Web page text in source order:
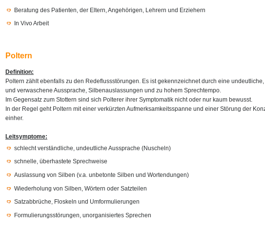
Beratung des Patienten, der Eltern, Angehörigen, Lehrern und Erziehern
In Vivo Arbeit
Poltern
Definition:
Poltern zählt ebenfalls zu den Redeflussstörungen. Es ist gekennzeichnet durch eine
und verwaschene Aussprache, Silbenauslassungen und zu hohem Sprechtempo.
Im Gegensatz zum Stottern sind sich Polterer ihrer Symptomatik nicht oder nur kaum bewusst.
In der Regel geht Poltern mit einer verkürzten Aufmerksamkeitsspanne und einer Störung der
einher.
Leitsymptome:
schlecht verständliche, undeutliche Aussprache (Nuscheln)
schnelle, überhastete Sprechweise
Auslassung von Silben (v.a. unbetonte Silben und Wortendungen)
Wiederholung von Silben, Wörtern oder Satzteilen
Satzabbrüche, Floskeln und Umformulierungen
Formulierungsstörungen, unorganisiertes Sprechen